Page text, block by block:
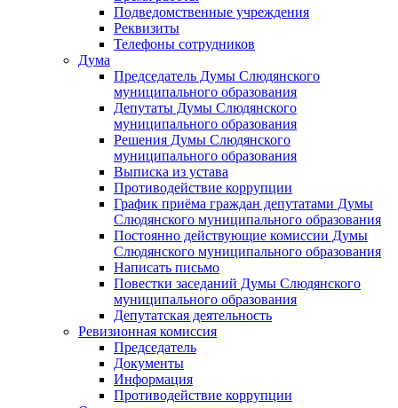
Подведомственные учреждения
Реквизиты
Телефоны сотрудников
Дума
Председатель Думы Слюдянского
муниципального образования
Депутаты Думы Слюдянского
муниципального образования
Решения Думы Слюдянского
муниципального образования
Выписка из устава
Противодействие коррупции
График приёма граждан депутатами Думы
Слюдянского муниципального образования
Постоянно действующие комиссии Думы
Слюдянского муниципального образования
Написать письмо
Повестки заседаний Думы Слюдянского
муниципального образования
Депутатская деятельность
Ревизионная комиссия
Председатель
Документы
Информация
Противодействие коррупции